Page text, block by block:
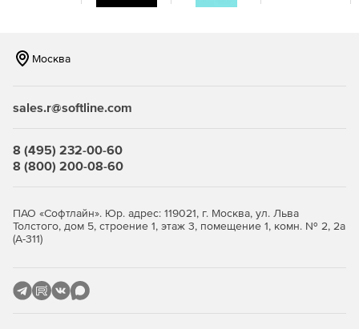
только браузер.
Всеобъемлющее средство управления дисплеем –
настройка панели для отображения только
Москва
sales.r@softline.com
8 (495) 232-00-60
8 (800) 200-08-60
ПАО «Софтлайн». Юр. адрес: 119021, г. Москва, ул. Льва
Толстого, дом 5, строение 1, этаж 3, помещение 1, комн. № 2, 2а
(А-311)